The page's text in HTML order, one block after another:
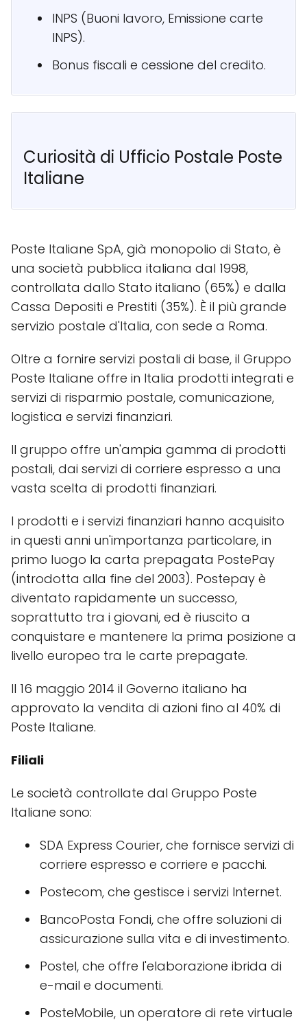
INPS (Buoni lavoro, Emissione carte
INPS).
Bonus fiscali e cessione del credito.
Curiosità di Ufficio Postale Poste
Italiane
Poste Italiane SpA, già monopolio di Stato, è
una società pubblica italiana dal 1998,
controllata dallo Stato italiano (65%) e dalla
Cassa Depositi e Prestiti (35%). È il più grande
servizio postale d'Italia, con sede a Roma.
Oltre a fornire servizi postali di base, il Gruppo
Poste Italiane offre in Italia prodotti integrati e
servizi di risparmio postale, comunicazione,
logistica e servizi finanziari.
Il gruppo offre un'ampia gamma di prodotti
postali, dai servizi di corriere espresso a una
vasta scelta di prodotti finanziari.
I prodotti e i servizi finanziari hanno acquisito
in questi anni un'importanza particolare, in
primo luogo la carta prepagata PostePay
(introdotta alla fine del 2003). Postepay è
diventato rapidamente un successo,
soprattutto tra i giovani, ed è riuscito a
conquistare e mantenere la prima posizione a
livello europeo tra le carte prepagate.
Il 16 maggio 2014 il Governo italiano ha
approvato la vendita di azioni fino al 40% di
Poste Italiane.
Filiali
Le società controllate dal Gruppo Poste
Italiane sono:
SDA Express Courier, che fornisce servizi di
corriere espresso e corriere e pacchi.
Postecom, che gestisce i servizi Internet.
BancoPosta Fondi, che offre soluzioni di
assicurazione sulla vita e di investimento.
Postel, che offre l'elaborazione ibrida di
e-mail e documenti.
PosteMobile, un operatore di rete virtuale